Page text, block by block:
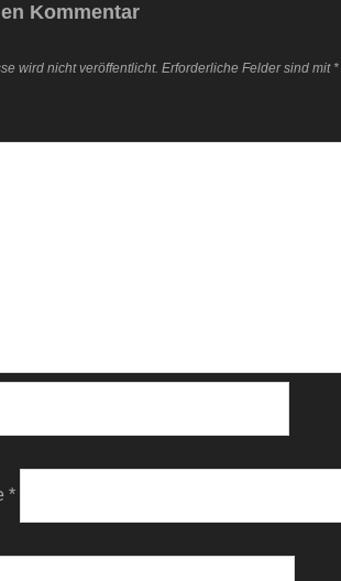
Kommentar
wird nicht veröffentlicht. Erforderliche Felder sind mit *
*